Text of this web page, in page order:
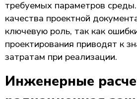
требуемых параметров
качества проектной
ключевую роль, так как
проектирования приводят к
затратам при реализации.
Инженерные